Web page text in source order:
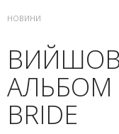
НОВИНИ
АЛЬБОМ
BRIDE